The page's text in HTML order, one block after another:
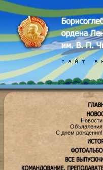
Новости
Объявления
С днем рождения!